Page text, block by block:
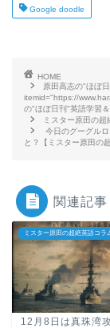
Google doodle
HOME
原田高志の"ほぼ
itemid="https://
の"ほぼ日刊"英語学習
ミスター原田の超
今日のグーグル
と？【ミスター原田の
関連記事
ミスター原田の超絶英語コラ
12月8日は真珠湾